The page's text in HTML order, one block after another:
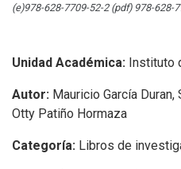
(e)978-628-7709-52-2 (pdf) 978-628-
Unidad Académica: Instituto
Autor: Mauricio García
Otty Patiño Hormaza
Categoría: Libros de